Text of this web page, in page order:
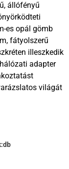
állófényű
es opál gömb
fátyolszerű
illeszkedik
adapter
világát
db